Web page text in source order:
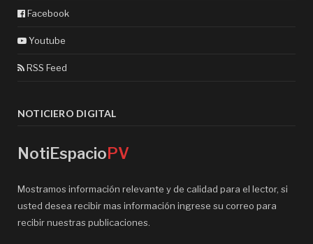
Facebook
Youtube
RSS Feed
NOTICIERO DIGITAL
NotiEspacioPV
Mostramos información relevante y de calidad para el lector, si
usted desea recibir mas información ingrese su correo para
recibir nuestras publicaciones.